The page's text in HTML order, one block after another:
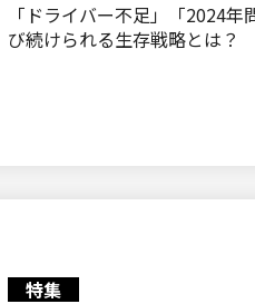
「ドライバー不足」「2024年
び続けられる生存戦略とは？
特集